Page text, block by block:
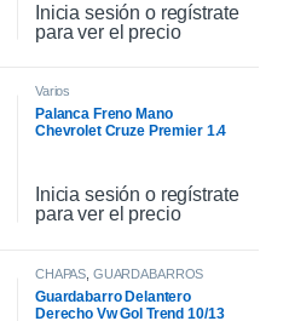
Inicia sesión o regístrate
para ver el precio
Varios
Palanca Freno Mano
Chevrolet Cruze Premier 1.4
Inicia sesión o regístrate
para ver el precio
CHAPAS GUARDABARROS
Guardabarro Delantero
Derecho Vw Gol Trend 10/13